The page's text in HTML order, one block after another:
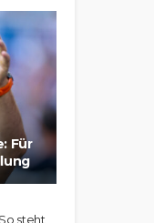
Für
steht